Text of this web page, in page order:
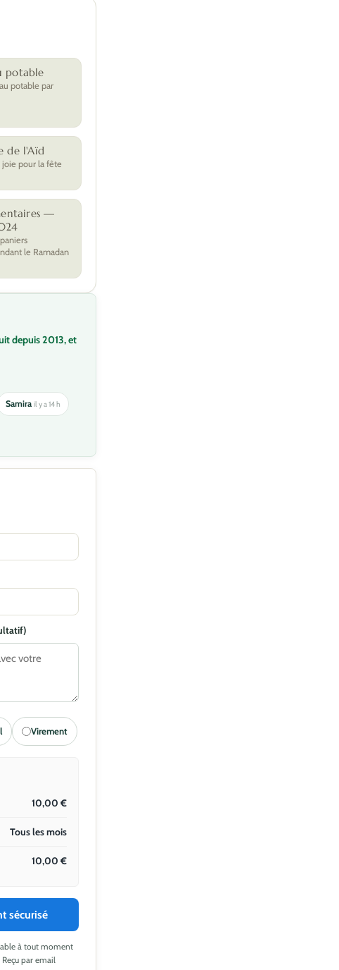
potable
potable par
de l'Aïd
pour la fête
—
le Ramadan
depuis 2013, et
Samirail y a 14 h
Virement
10,00 €
Tous les mois
10,00 €
sécurisé
à tout moment
Reçu par email